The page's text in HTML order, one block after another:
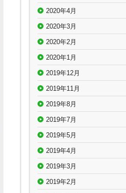
2020年4月
2020年3月
2020年2月
2020年1月
2019年12月
2019年11月
2019年8月
2019年7月
2019年5月
2019年4月
2019年3月
2019年2月